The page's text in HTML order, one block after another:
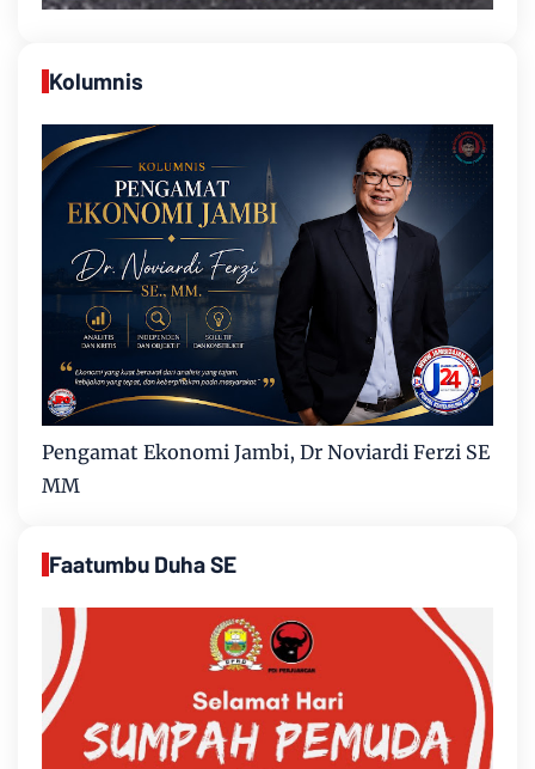
Kolumnis
Pengamat Ekonomi Jambi, Dr Noviardi Ferzi SE
MM
Faatumbu Duha SE